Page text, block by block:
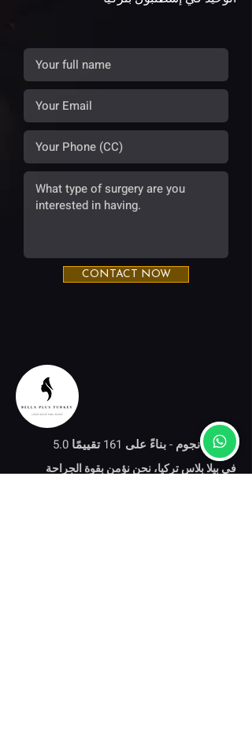
CONTACT NOW
5.0 نجوم - بناءً على 161 تقييمًا
في بيلا بلاس تركيا، نحن نؤمن بقوة الجراحة